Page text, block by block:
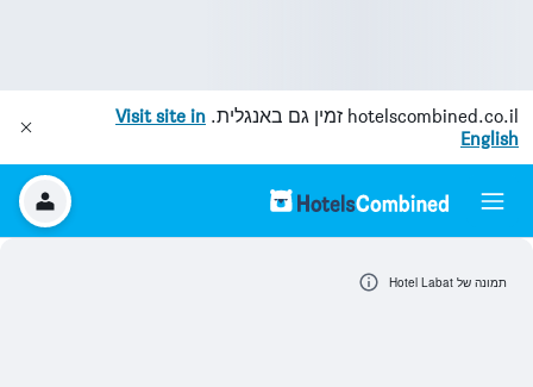
hotelscombined.co.il זמין גם באנגלית. Visit site in
English
תמונה של Hotel Labat